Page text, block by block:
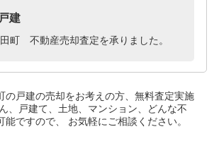
戸建
町 不動産売却査定を承りました。
の戸建の売却をお考えの方、無料査定実施
、戸建て、土地、マンション、どんな不
能ですので、 お気軽にご相談ください。